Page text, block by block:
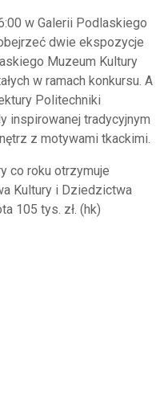
w Galerii Podlaskiego
dwie ekspozycje
Muzeum Kultury
w ramach konkursu. A
Politechniki
inspirowanej tradycyjnym
z motywami tkackimi.
co roku otrzymuje
Kultury i Dziedzictwa
105 tys. zł. (hk)